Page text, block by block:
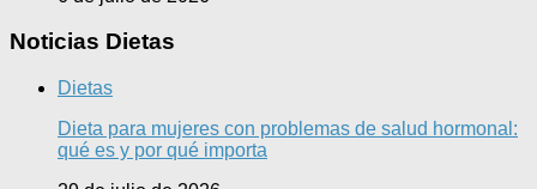
Noticias Dietas
Dietas
Dieta para mujeres con problemas de salud hormonal:
qué es y por qué importa